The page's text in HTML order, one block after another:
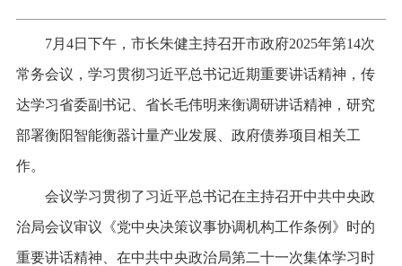
7月4日下午，市长朱健主持召开市政府2025年第14次
常务会议，学习贯彻习近平总书记近期重要讲话精神，传
达学习省委副书记、省长毛伟明来衡调研讲话精神，研究
部署衡阳智能衡器计量产业发展、政府债券项目相关工
作。
会议学习贯彻了习近平总书记在主持召开中共中央政
治局会议审议《党中央决策议事协调机构工作条例》时的
重要讲话精神、在中共中央政治局第二十一次集体学习时